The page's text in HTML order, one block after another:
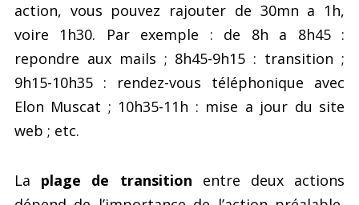
action, vous pouvez rajouter de 30mn a 1h,
voire 1h30. Par exemple : de 8h a 8h45 :
repondre aux mails ; 8h45-9h15 : transition ;
9h15-10h35 : rendez-vous téléphonique avec
Elon Muscat ; 10h35-11h : mise a jour du site
web ; etc.
La plage de transition entre deux actions